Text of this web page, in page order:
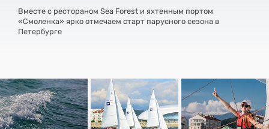
Вместе с рестораном Sea Forest и яхтенным портом
«Смоленка» ярко отмечаем старт парусного сезона в
Петербурге